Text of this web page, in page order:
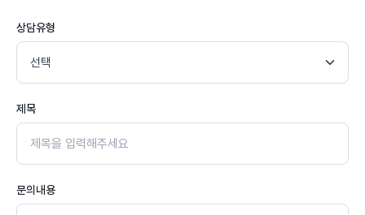
상담유형
제목
문의내용